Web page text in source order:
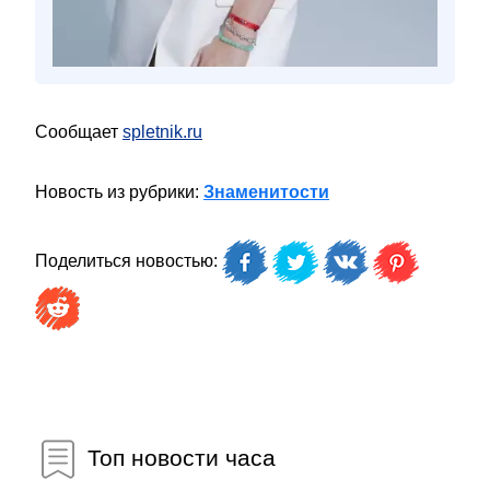
Сообщает spletnik.ru
Новость из рубрики: Знаменитости
Поделиться новостью:
Топ новости часа